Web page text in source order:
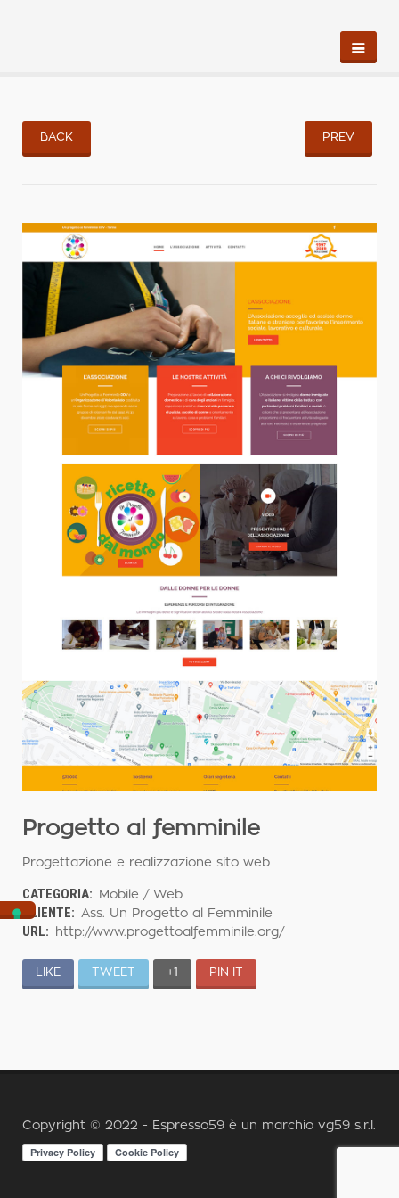
BACK PREV
Progetto al femminile
Progettazione e realizzazione sito web
CATEGORIA: Mobile / Web
CLIENTE: Ass. Un Progetto al Femminile
URL: http://www.progettoalfemminile.org/
LIKE TWEET +1 PIN IT
Copyright © 2022 - Espresso59 è un marchio vg59 s.r.l.